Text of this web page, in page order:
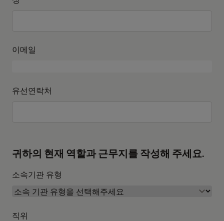
이메일
유선연락처
귀하의 현재 역할과 근무지를 작성해 주세요.
소속기관 유형
직위